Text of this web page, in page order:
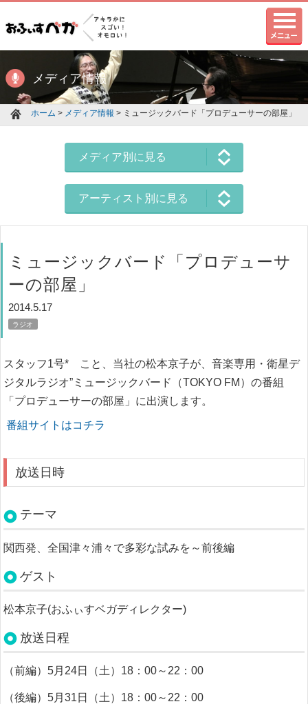
メディア情報
ホーム > メディア情報 > ミュージックバード「プロデューサーの部屋」
メディア別に見る
アーティスト別に見る
ミュージックバード「プロデューサ
ーの部屋」
2014.5.17
ラジオ
スタッフ1号* こと、当社の松本京子が、音楽専用・衛星デ
ジタルラジオ”ミュージックバード（TOKYO FM）の番組
「プロデューサーの部屋」に出演します。
番組サイトはコチラ
放送日時
テーマ
関西発、全国津々浦々で多彩な試みを～前後編
ゲスト
松本京子(おふぃすベガディレクター)
放送日程
（前編）5月24日（土）18：00～22：00
（後編）5月31日（土）18：00～22：00